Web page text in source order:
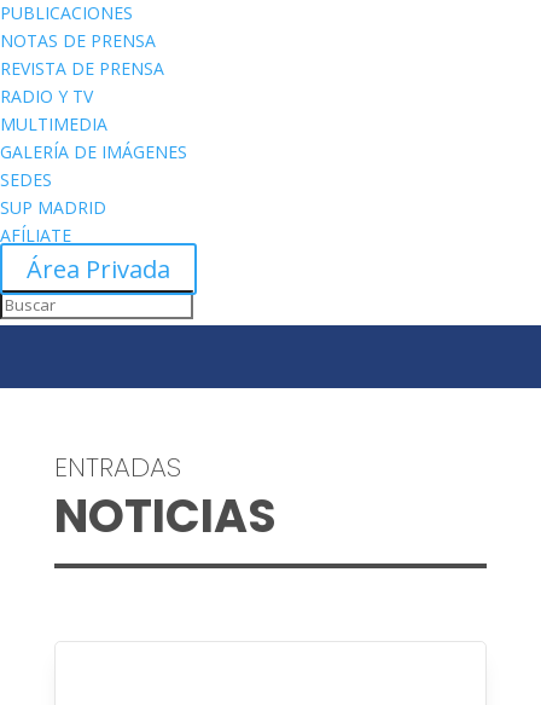
PUBLICACIONES
NOTAS DE PRENSA
REVISTA DE PRENSA
RADIO Y TV
MULTIMEDIA
GALERÍA DE IMÁGENES
SEDES
SUP MADRID
AFÍLIATE
Área Privada
ENTRADAS
NOTICIAS